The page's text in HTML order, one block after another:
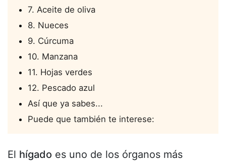
7. Aceite de oliva
8. Nueces
9. Cúrcuma
10. Manzana
11. Hojas verdes
12. Pescado azul
Así que ya sabes...
Puede que también te interese:
El hígado es uno de los órganos más